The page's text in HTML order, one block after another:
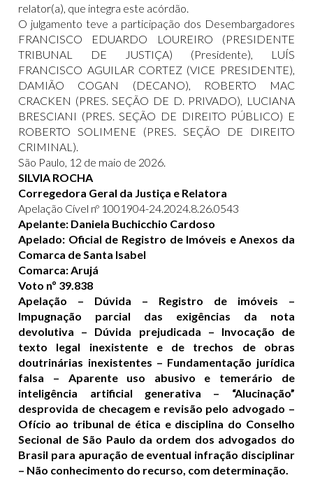
relator(a), que integra este acórdão.
O julgamento teve a participação dos Desembargadores
FRANCISCO EDUARDO LOUREIRO (PRESIDENTE
TRIBUNAL DE JUSTIÇA) (Presidente), LUÍS
FRANCISCO AGUILAR CORTEZ (VICE PRESIDENTE),
DAMIÃO COGAN (DECANO), ROBERTO MAC
CRACKEN (PRES. SEÇÃO DE D. PRIVADO), LUCIANA
BRESCIANI (PRES. SEÇÃO DE DIREITO PÚBLICO) E
ROBERTO SOLIMENE (PRES. SEÇÃO DE DIREITO
CRIMINAL).
São Paulo, 12 de maio de 2026.
SILVIA ROCHA
Corregedora Geral da Justiça e Relatora
Apelação Cível nº 1001904-24.2024.8.26.0543
Apelante: Daniela Buchicchio Cardoso
Apelado: Oficial de Registro de Imóveis e Anexos da
Comarca de Santa Isabel
Comarca: Arujá
Voto nº 39.838
Apelação – Dúvida – Registro de imóveis –
Impugnação parcial das exigências da nota
devolutiva – Dúvida prejudicada – Invocação de
texto legal inexistente e de trechos de obras
doutrinárias inexistentes – Fundamentação jurídica
falsa – Aparente uso abusivo e temerário de
inteligência artificial generativa – “Alucinação”
desprovida de checagem e revisão pelo advogado –
Ofício ao tribunal de ética e disciplina do Conselho
Secional de São Paulo da ordem dos advogados do
Brasil para apuração de eventual infração disciplinar
– Não conhecimento do recurso, com determinação.